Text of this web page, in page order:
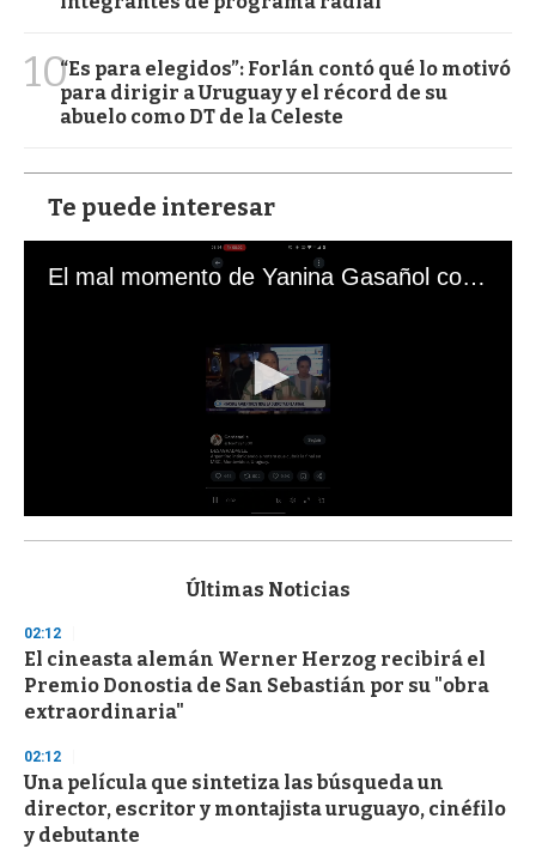
10“Es para elegidos”: Forlán contó qué lo motivó
para dirigir a Uruguay y el récord de su
abuelo como DT de la Celeste
Te puede interesar
El mal momento de Yanina Gasañol con un hincha argentino en "Subrayado"
s
d
s
o
f
3
s
e
c
o
n
d
Últimas Noticias
02:12
El cineasta alemán Werner Herzog recibirá el
Premio Donostia de San Sebastián por su "obra
extraordinaria"
02:12
Una película que sintetiza las búsqueda un
director, escritor y montajista uruguayo, cinéfilo
y debutante